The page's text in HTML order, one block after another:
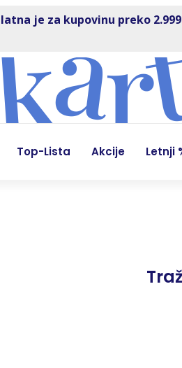
je za kupovinu preko
Top-Lista Akcije Letnji